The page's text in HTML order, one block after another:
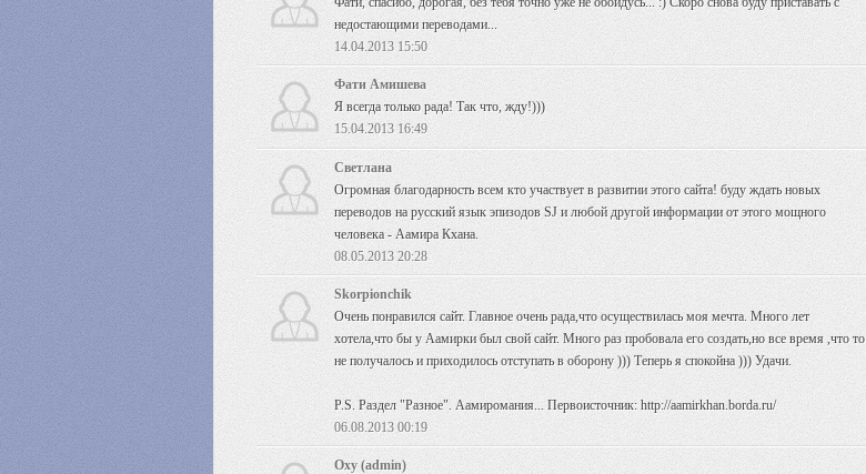
недостающими переводами...
14.04.2013 15:50
Фати Амишева
Я всегда только рада! Так что, жду!)))
15.04.2013 16:49
Светлана
Огромная благодарность всем кто участвует в развитии этого сайта! буду ждать новых
переводов на русский язык эпизодов SJ и любой другой информации от этого мощного
человека - Аамира Кхана.
08.05.2013 20:28
Skorpionchik
Очень понравился сайт. Главное очень рада,что осуществилась моя мечта. Много лет
хотела,что бы у Аамирки был свой сайт. Много раз пробовала его создать,но все время ,что то
не получалось и приходилось отступать в оборону ))) Теперь я спокойна ))) Удачи.
P.S. Раздел "Разное". Аамиромания... Первоисточник: http://aamirkhan.borda.ru/
06.08.2013 00:19
Oxy (admin)